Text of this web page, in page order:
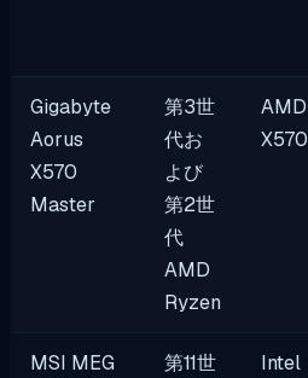
Gigabyte
Aorus
X570
Master
第3世
代お
よび
第2世
代
AMD
Ryzen
AMD
X570
MSI MEG
第11世
Intel